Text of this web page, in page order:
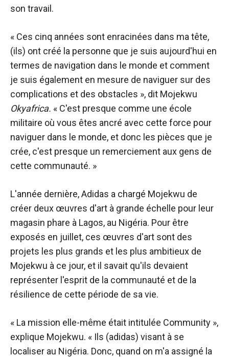
son travail.
« Ces cinq années sont enracinées dans ma tête,
(ils) ont créé la personne que je suis aujourd'hui en
termes de navigation dans le monde et comment
je suis également en mesure de naviguer sur des
complications et des obstacles », dit Mojekwu
Okyafrica. « C'est presque comme une école
militaire où vous êtes ancré avec cette force pour
naviguer dans le monde, et donc les pièces que je
crée, c'est presque un remerciement aux gens de
cette communauté. »
L'année dernière, Adidas a chargé Mojekwu de
créer deux œuvres d'art à grande échelle pour leur
magasin phare à Lagos, au Nigéria. Pour être
exposés en juillet, ces œuvres d'art sont des
projets les plus grands et les plus ambitieux de
Mojekwu à ce jour, et il savait qu'ils devaient
représenter l'esprit de la communauté et de la
résilience de cette période de sa vie.
« La mission elle-même était intitulée Community »,
explique Mojekwu. « Ils (adidas) visant à se
localiser au Nigéria. Donc, quand on m'a assigné la